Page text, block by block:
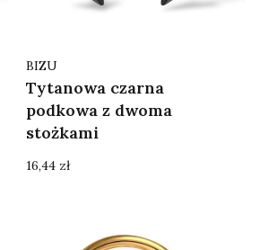
Tytanowa czarna
podkowa z dwoma
stożkami
Producent
BIZU
Cena
16,44 zł